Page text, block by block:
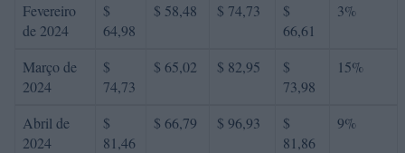
Fevereiro
de 2024
$
64,98
$ 58,48 $ 74,73
$
66,61
3%
Março de
2024
$
74,73
$ 65,02 $ 82,95
$
73,98
15%
Abril de
2024
$
81,46
$ 66,79 $ 96,93
$
81,86
9%